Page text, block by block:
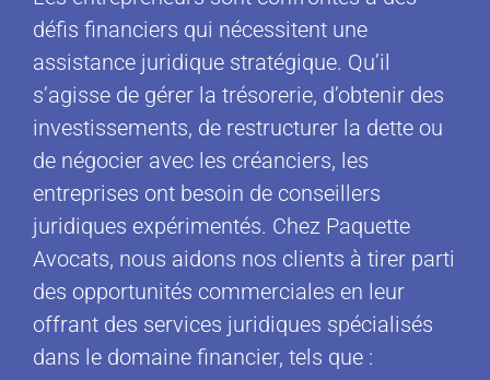
défis financiers qui nécessitent une
assistance juridique stratégique. Qu’il
s’agisse de gérer la trésorerie, d’obtenir des
investissements, de restructurer la dette ou
de négocier avec les créanciers, les
entreprises ont besoin de conseillers
juridiques expérimentés. Chez Paquette
Avocats, nous aidons nos clients à tirer parti
des opportunités commerciales en leur
offrant des services juridiques spécialisés
dans le domaine financier, tels que :